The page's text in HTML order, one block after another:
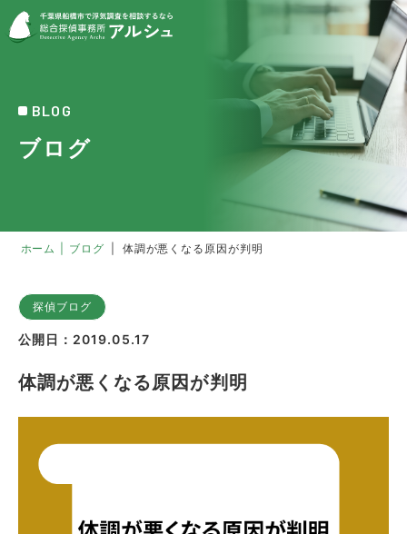
BLOG
ブログ
ホーム ブログ 体調が悪くなる原因が判明
探偵ブログ
公開日：2019.05.17
体調が悪くなる原因が判明